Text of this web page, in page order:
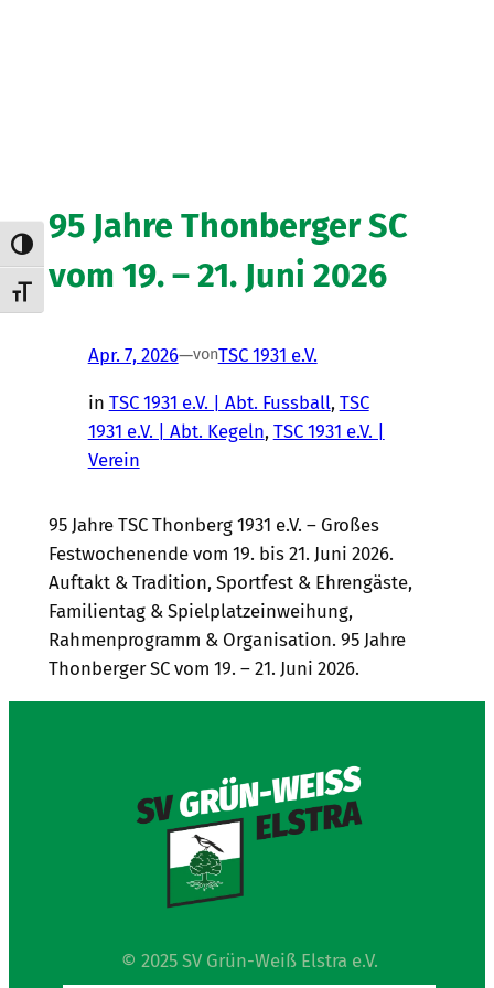
Umschalten auf hohe Kontraste
Schrift vergrößern
95 Jahre Thonberger SC
vom 19. – 21. Juni 2026
Apr. 7, 2026—vonTSC 1931 e.V.
in TSC 1931 e.V. | Abt. Fussball, TSC
1931 e.V. | Abt. Kegeln, TSC 1931 e.V. |
Verein
95 Jahre TSC Thonberg 1931 e.V. – Großes
Festwochenende vom 19. bis 21. Juni 2026.
Auftakt & Tradition, Sportfest & Ehrengäste,
Familientag & Spielplatzeinweihung,
Rahmenprogramm & Organisation. 95 Jahre
Thonberger SC vom 19. – 21. Juni 2026.
© 2025 SV Grün-Weiß Elstra e.V.